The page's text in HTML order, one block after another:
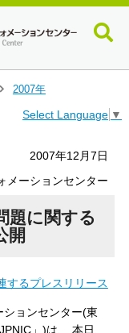
2007年
Select Language ▼
2007年12月7日
メーションセンター
題に関する
開
するプレスリリース
ョンセンター(東
」)は、 本日、